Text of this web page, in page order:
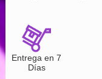
Entrega en 7
Días